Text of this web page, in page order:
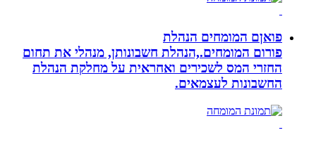
פואןם המומחים הנהלת
פורום המומחים.,הנהלת חשבונותן, מנהלי את תחום
החזרי המס לשכירים ואחראית על מחלקת הנהלת
החשבונות לעצמאים.